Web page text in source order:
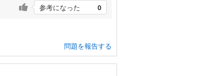
参考になった 0
問題を報告する